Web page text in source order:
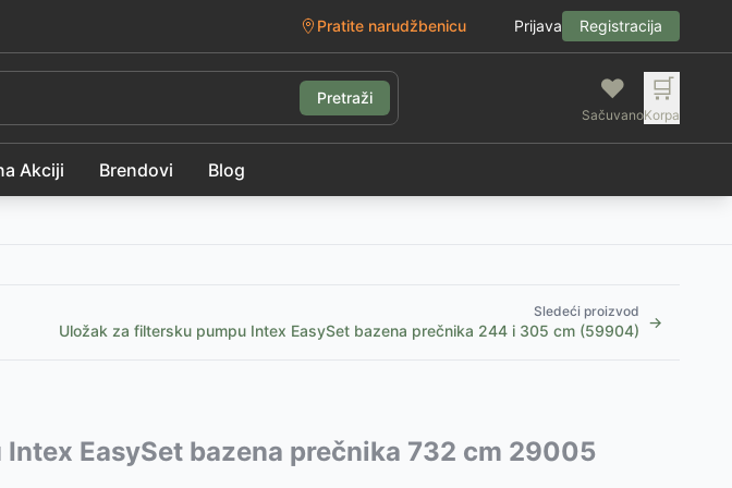
Pratite narudžbenicu Prijava Registracija
Pretraži ❤️
Sačuvano
🛒
Korpa
Akciji Brendovi Blog
Sledeći proizvod
Uložak za filtersku pumpu Intex EasySet bazena prečnika 244 i 305 cm (59904) →
EasySet bazena prečnika 732 cm 29005